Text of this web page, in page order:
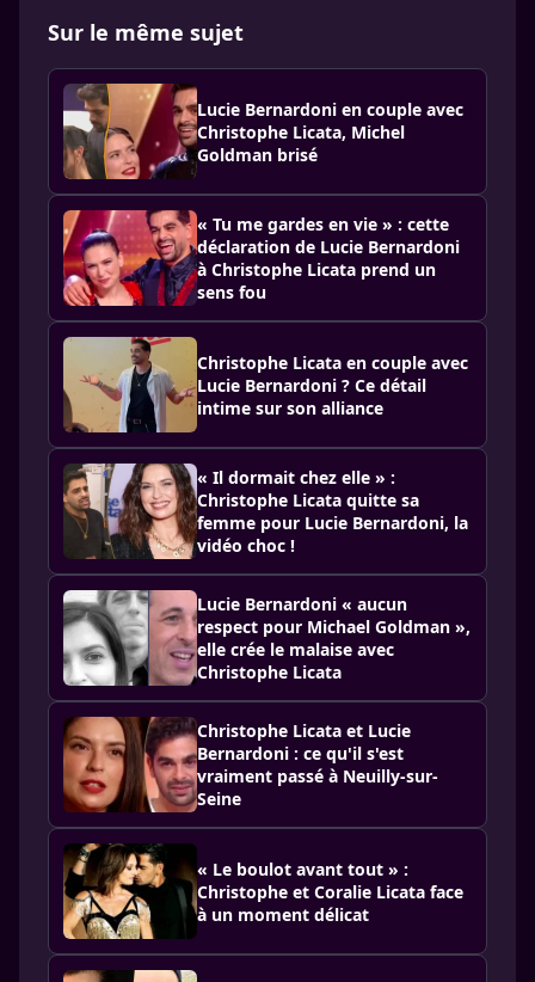
Sur le même sujet
Lucie Bernardoni en couple avec
Christophe Licata, Michel
Goldman brisé
« Tu me gardes en vie » : cette
déclaration de Lucie Bernardoni
à Christophe Licata prend un
sens fou
Christophe Licata en couple avec
Lucie Bernardoni ? Ce détail
intime sur son alliance
« Il dormait chez elle » :
Christophe Licata quitte sa
femme pour Lucie Bernardoni, la
vidéo choc !
Lucie Bernardoni « aucun
respect pour Michael Goldman »,
elle crée le malaise avec
Christophe Licata
Christophe Licata et Lucie
Bernardoni : ce qu'il s'est
vraiment passé à Neuilly-sur-
Seine
« Le boulot avant tout » :
Christophe et Coralie Licata face
à un moment délicat